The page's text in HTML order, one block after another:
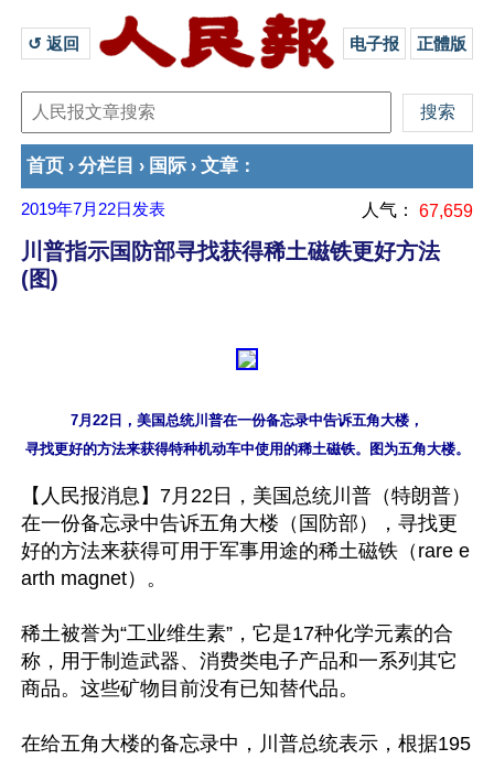
↺ 返回 电子报 正體版
首页 › 分栏目 › 国际 › 文章 ：
2019年7月22日 发表 人气： 67,659
川普指示国防部寻找获得稀土磁铁更好方法
(图)
7月22日，美国总统川普在一份备忘录中告诉五角大楼，
【人民报消息】7月22日，美国总统川普（特朗普）
在一份备忘录中告诉五角大楼（国防部），寻找更
好的方法来获得可用于军事用途的稀土磁铁（rare e
arth magnet）。
稀土被誉为“工业维生素”，它是17种化学元素的合
称，用于制造武器、消费类电子产品和一系列其它
商品。这些矿物目前没有已知替代品。
在给五角大楼的备忘录中，川普总统表示，根据195